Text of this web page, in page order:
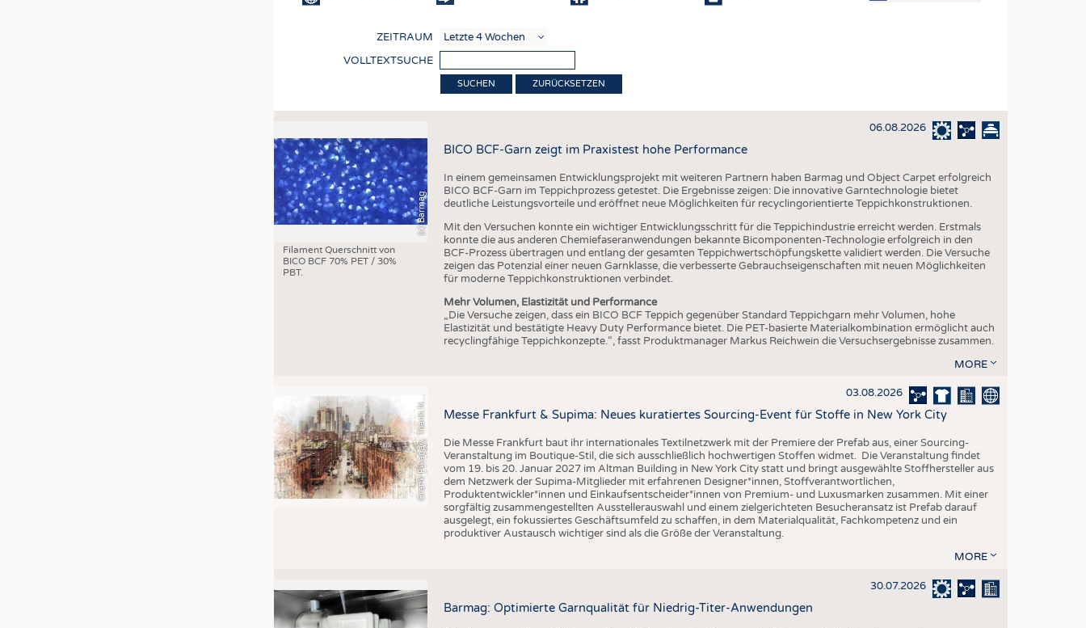
NACHHALTIGKEIT
KREISLAUFWIRTSCHAFT
TECHNISCHE TEXTILIEN
SMART TEXTILES
MEDIZIN
BEKLEIDUNG
TESTS
KRÜGER PERSONAL HEADHUNTING
PRAKTIKA & AUSBILDUNGEN
AUSSCHREIBUNGEN
DTV AUSSCHREIBUNGSDIENST
DAUNENCHECK
TERMINE
BRANCHENTERMINE
ZEITRAUM
VOLLTEXTSUCHE
ZURÜCKSETZEN
(c) Barmag
Filament Querschnitt von
BICO BCF 70% PET / 30%
PBT.
06.08.2026
BICO BCF-Garn zeigt im Praxistest hohe Performance
In einem gemeinsamen Entwicklungsprojekt mit weiteren Partnern haben Barmag und Object Carpet erfolgreich
BICO BCF-Garn im Teppichprozess getestet. Die Ergebnisse zeigen: Die innovative Garntechnologie bietet
deutliche Leistungsvorteile und eröffnet neue Möglichkeiten für recyclingorientierte Teppichkonstruktionen.
Mit den Versuchen konnte ein wichtiger Entwicklungsschritt für die Teppichindustrie erreicht werden. Erstmals
konnte die aus anderen Chemiefaseranwendungen bekannte Bicomponenten-Technologie erfolgreich in den
BCF-Prozess übertragen und entlang der gesamten Teppichwertschöpfungskette validiert werden. Die Versuche
zeigen das Potenzial einer neuen Garnklasse, die verbesserte Gebrauchseigenschaften mit neuen Möglichkeiten
für moderne Teppichkonstruktionen verbindet.
Mehr Volumen, Elastizität und Performance
„Die Versuche zeigen, dass ein BICO BCF Teppich gegenüber Standard Teppichgarn mehr Volumen, hohe
Elastizität und bestätigte Heavy Duty Performance bietet. Die PET-basierte Materialkombination ermöglicht auch
recyclingfähige Teppichkonzepte.“, fasst Produktmanager Markus Reichwein die Versuchsergebnisse zusammen.
MORE
r
a
f
i
k
P
i
x
a
b
a
y
,
T
h
a
n
h
N
g
u
y
e
n
S
l 03.08.2026
Messe Frankfurt & Supima: Neues kuratiertes Sourcing-Event für Stoffe in New York City
Die Messe Frankfurt baut ihr internationales Textilnetzwerk mit der Premiere der Prefab aus, einer Sourcing-
Veranstaltung im Boutique-Stil, die sich ausschließlich hochwertigen Stoffen widmet. Die Veranstaltung findet
vom 19. bis 20. Januar 2027 im Altman Building in New York City statt und bringt ausgewählte Stoffhersteller aus
dem Netzwerk der Supima-Mitglieder mit erfahrenen Designer*innen, Stoffverantwortlichen,
Produktentwickler*innen und Einkaufsentscheider*innen von Premium- und Luxusmarken zusammen. Mit einer
sorgfältig zusammengestellten Ausstellerauswahl und einem zielgerichteten Besucheransatz ist Prefab darauf
ausgelegt, ein fokussiertes Geschäftsumfeld zu schaffen, in dem Materialqualität, Fachkompetenz und ein
produktiver Austausch wichtiger sind als die Größe der Veranstaltung.
MORE
30.07.2026
Barmag: Optimierte Garnqualität für Niedrig-Titer-Anwendungen